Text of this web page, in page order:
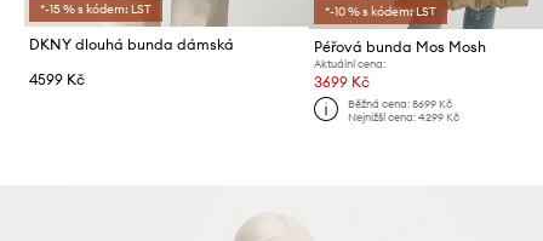
*-15 % s kódem: LST
DKNY dlouhá bunda dámská
4599 Kč
*-10 % s kódem: LST
Péřová bunda Mos Mosh
Aktuální cena:
3699 Kč
Běžná cena: 8699 Kč
Nejnižší cena: 4299 Kč